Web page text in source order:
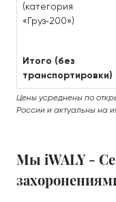
(категория
«Груз‑200»)
Итого (без
транспортировки)
Цены усреднены по
России и актуальны на
Мы iWALY -